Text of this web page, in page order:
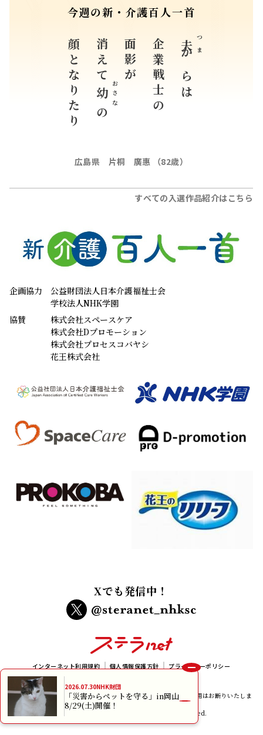
今週の新・介護百人一首
夫 つま
からは
企業戦士の
面影が
消えて
幼 おさな
の
顔となりたり
広島県 片桐 廣惠 （82歳）
すべての入選作品紹介はこちら
企画協力
公益財団法人日本介護福祉士会
学校法人NHK学園
協賛
株式会社スペースケア
株式会社Dプロモーション
株式会社プロセスコバヤシ
花王株式会社
Xでも発信中！
2026.07.30NHK財団
「災害からペットを守る」in岡山
8/29(土)開催！
インターネット利用規約 個人情報保護方針
プライバシーポリシー
本サイトに掲載されている画像、イラスト及び記事の無断転載、使用はお断りいたしま
copyright NHK Foundation All rights reserved.